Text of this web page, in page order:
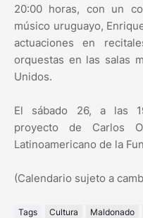
20:00 horas, con un
músico uruguayo,
actuaciones en
orquestas en las salas
Unidos.
El sábado 26, a las
proyecto de Carlos
Latinoamericano de la
(Calendario sujeto a
Tags Cultura Maldonado